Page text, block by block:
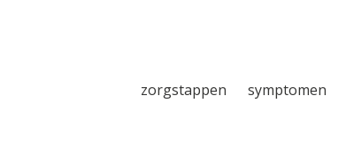
zorgstappen symptomen